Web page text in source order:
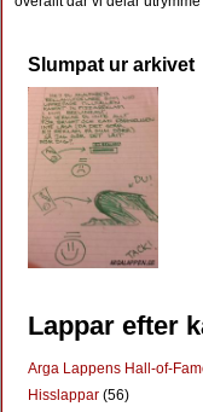
Slumpat ur arkivet
Lappar efter
Arga Lappens Hall-of-
Hisslappar (56)